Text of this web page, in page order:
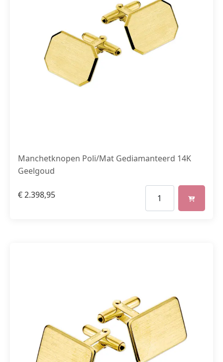
Manchetknopen Poli/Mat Gediamanteerd 14K
Geelgoud
€2.398,95